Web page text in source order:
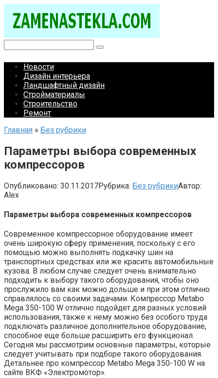
контенту
Новости
Дизайн интерьера
Ландшафтный дизайн
Стройматериалы
Строительство
Ремонт
Главная » Без рубрики
Параметры выбора современных
компрессоров
Опубликовано: 30.11.2017Рубрика: Без рубрикиАвтор:
Alex
Параметры выбора современных компрессоров
Современное компрессорное оборудование имеет
очень широкую сферу применения, поскольку с его
помощью можно выполнять подкачку шин на
транспортных средствах или же красить автомобильные
кузова. В любом случае следует очень внимательно
подходить к выбору такого оборудования, чтобы оно
прослужило вам как можно дольше и при этом отлично
справлялось со своими задачами. Компрессор Metabo
Mega 350-100 W отлично подойдет для разных условий
использования, также к нему можно без особого труда
подключать различное дополнительное оборудование,
способное еще больше расширить его функционал.
Сегодня мы рассмотрим основные параметры, которые
следует учитывать при подборе такого оборудования.
Детальнее про компрессор Metabo Mega 350-100 W на
сайте ВКФ «Электромотор».